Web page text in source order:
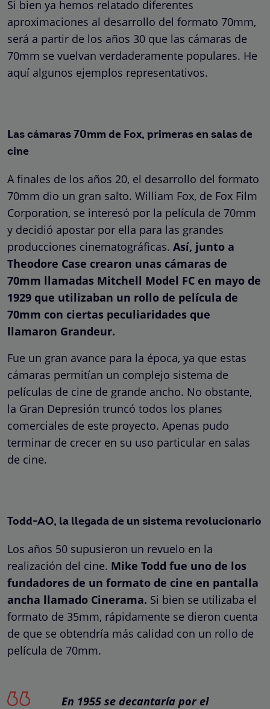
Si bien ya hemos relatado diferentes
aproximaciones al desarrollo del formato 70mm,
será a partir de los años 30 que las cámaras de
70mm se vuelvan verdaderamente populares. He
aquí algunos ejemplos representativos.
Las cámaras 70mm de Fox, primeras en salas de
cine
A finales de los años 20, el desarrollo del formato
70mm dio un gran salto. William Fox, de Fox Film
Corporation, se interesó por la película de 70mm
y decidió apostar por ella para las grandes
producciones cinematográficas. Así, junto a
Theodore Case crearon unas cámaras de
70mm llamadas Mitchell Model FC en mayo de
1929 que utilizaban un rollo de película de
70mm con ciertas peculiaridades que
llamaron Grandeur.
Fue un gran avance para la época, ya que estas
cámaras permitían un complejo sistema de
películas de cine de grande ancho. No obstante,
la Gran Depresión truncó todos los planes
comerciales de este proyecto. Apenas pudo
terminar de crecer en su uso particular en salas
de cine.
Todd-AO, la llegada de un sistema revolucionario
Los años 50 supusieron un revuelo en la
realización del cine. Mike Todd fue uno de los
fundadores de un formato de cine en pantalla
ancha llamado Cinerama. Si bien se utilizaba el
formato de 35mm, rápidamente se dieron cuenta
de que se obtendría más calidad con un rollo de
película de 70mm.
En 1955 se decantaría por el